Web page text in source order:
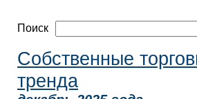
Поиск
Собственные
тренда